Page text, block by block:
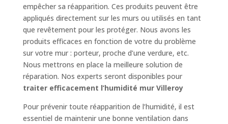
empêcher sa réapparition. Ces produits peuvent être
appliqués directement sur les murs ou utilisés en tant
que revêtement pour les protéger. Nous avons les
produits efficaces en fonction de votre du problème
sur votre mur : porteur, proche d’une verdure, etc.
Nous mettrons en place la meilleure solution de
réparation. Nos experts seront disponibles pour
traiter efficacement l’humidité mur Villeroy
Pour prévenir toute réapparition de l’humidité, il est
essentiel de maintenir une bonne ventilation dans